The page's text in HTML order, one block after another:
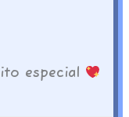
especial